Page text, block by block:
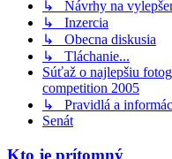
↳ Návrhy na
↳ Inzercia
↳ Obecna diskusia
↳ Tláchanie...
Súťaž o najlepšiu
competition 2005
↳ Pravidlá a
Senát
Kto je prítomný